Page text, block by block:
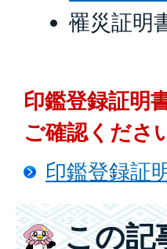
罹災証明
印鑑登録証明
ご確認くださ
印鑑登録証
この記